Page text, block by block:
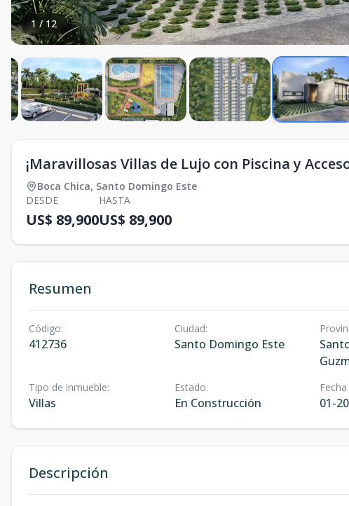
1 / 12
¡Maravillosas Villas de Lujo con Piscina y
Boca Chica, Santo Domingo Este
DESDE
US$ 89,900
HASTA
US$ 89,900
Resumen
Código:
412736
Ciudad:
Santo Domingo Este
Tipo de inmueble:
Villas
Estado:
En Construcción 01-
Descripción